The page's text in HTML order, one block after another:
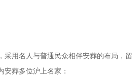
采用名人与普通民众相伴安葬的布局，留
葬多位沪上名家：